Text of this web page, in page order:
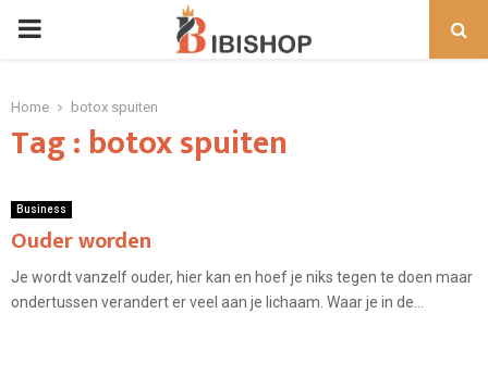
PRIMARY
Home botox spuiten
Tag : botox spuiten
Business
Ouder worden
Je wordt vanzelf ouder, hier kan en hoef je niks tegen te doen maar
ondertussen verandert er veel aan je lichaam. Waar je in de...